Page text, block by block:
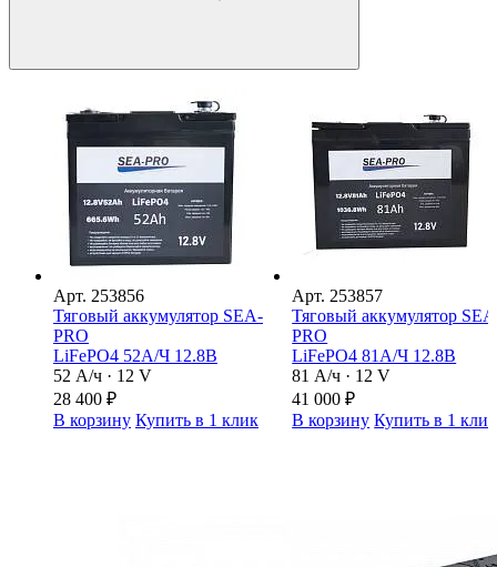
Арт. 253856
Тяговый аккумулятор SEA-
PRO
LiFePO4 52А/Ч 12.8В
52 А/ч · 12 V
28 400 ₽
В корзину Купить в 1 клик
Арт. 253857
Тяговый аккумулятор
PRO
LiFePO4 81А/Ч 12.8В
81 А/ч · 12 V
41 000₽
В корзину Купить в 1 клик